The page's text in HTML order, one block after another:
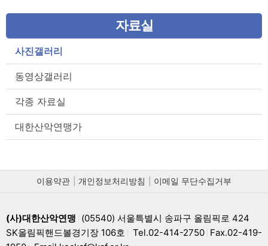
자료실
사진갤러리
동영상갤러리
각종 자료실
대한산악연맹가
이용약관 개인정보처리방침 이메일 무단수집거부
(사)대한산악연맹 (05540) 서울특별시 송파구 올림픽로 424
SK올림픽핸드볼경기장 106호
Tel.02-414-2750 Fax.02-419-